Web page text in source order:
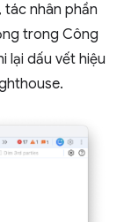
tác nhân phần
trong Công
lại dấu vết hiệu